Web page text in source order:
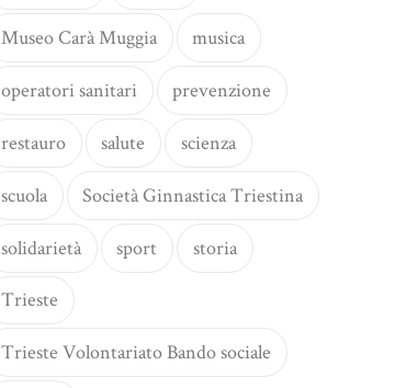
Museo Carà Muggia musica
operatori sanitari prevenzione
restauro salute scienza
scuola Società Ginnastica Triestina
solidarietà sport storia
Trieste
Trieste Volontariato Bando sociale